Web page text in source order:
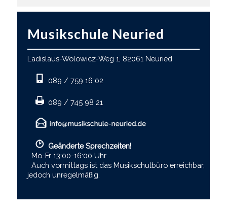
Musikschule Neuried
Ladislaus-Wolowicz-Weg 1, 82061 Neuried
089 / 759 16 02
089 / 745 98 21
Geänderte Sprechzeiten!
Mo-Fr 13:00-16:00 Uhr
Auch vormittags ist das Musikschulbüro erreichbar,
jedoch unregelmäßig.